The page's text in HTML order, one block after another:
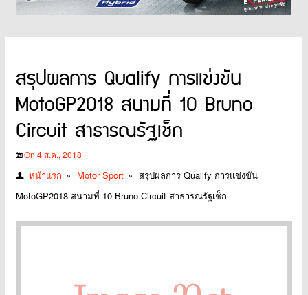
สรุปผลการ Qualify การแข่งขัน
MotoGP2018 สนามที่ 10 Bruno
Circuit สาธารณรัฐเช็ก
On 4 ส.ค., 2018
หน้าแรก » Motor Sport » สรุปผลการ Qualify การแข่งขัน
MotoGP2018 สนามที่ 10 Bruno Circuit สาธารณรัฐเช็ก